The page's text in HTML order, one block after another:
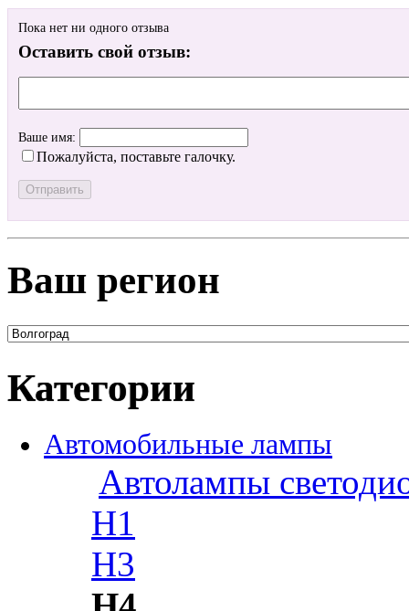
Пока нет ни одного отзыва
Оставить свой отзыв:
Ваше имя:
Пожалуйста, поставьте галочку.
Ваш регион
Категории
Автомобильные лампы
Автолампы
H1
H3